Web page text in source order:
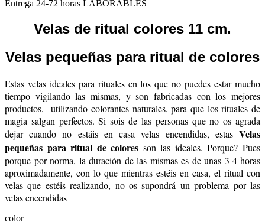
Entrega 24-72 horas LABORABLES
Velas de ritual colores 11 cm.
Velas pequeñas para ritual de colores
Estas velas ideales para rituales en los que no puedes estar mucho
tiempo vigilando las mismas, y son fabricadas con los mejores
productos, utilizando colorantes naturales, para que los rituales de
magia salgan perfectos. Si sois de las personas que no os agrada
dejar cuando no estáis en casa velas encendidas, estas Velas
pequeñas para ritual de colores son las ideales. Porque? Pues
porque por norma, la duración de las mismas es de unas 3-4 horas
aproximadamente, con lo que mientras estéis en casa, el ritual con
velas que estéis realizando, no os supondrá un problema por las
velas encendidas
color